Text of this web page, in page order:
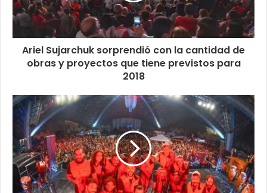
Ariel Sujarchuk sorprendió con la cantidad de
obras y proyectos que tiene previstos para
2018